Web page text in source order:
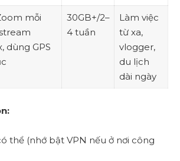
mỗi
dùng GPS
30GB+/2–
4 tuần
Làm việc
từ xa,
vlogger,
du lịch
dài ngày
thể (nhớ bật VPN nếu ở nơi công